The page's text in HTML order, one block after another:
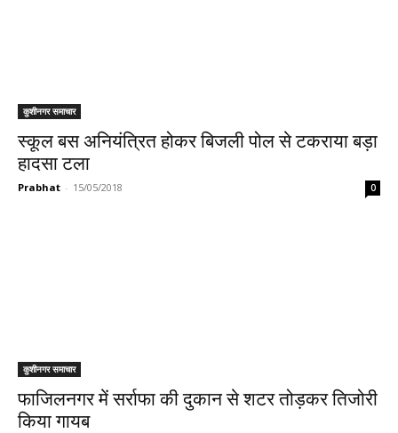
कुशीनगर समाचार
स्कूल बस अनियंत्रित होकर बिजली पोल से टकराया बड़ा
हादसा टला
Prabhat - 15/05/2018 0
कुशीनगर समाचार
फाजिलनगर में सर्राफा की दुकान से शटर तोड़कर तिजोरी
किया गायब